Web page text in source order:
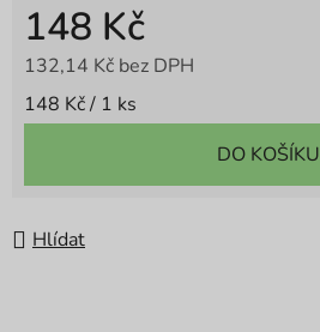
148 Kč
132,14 Kč bez DPH
Měrná cena:
148 Kč / 1 ks
DO KOŠÍKU
Hlídat